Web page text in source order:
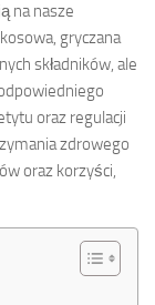
na nasze
gryczana
składników, ale
oraz regulacji
zdrowego
oraz korzyści,